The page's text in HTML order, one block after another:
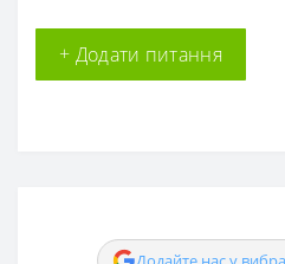
+ Додати питання